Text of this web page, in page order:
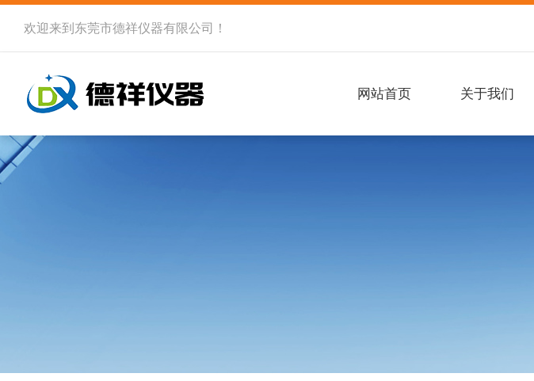
欢迎来到 东莞市德祥仪器有限公司 ！
网站首页 关于我们